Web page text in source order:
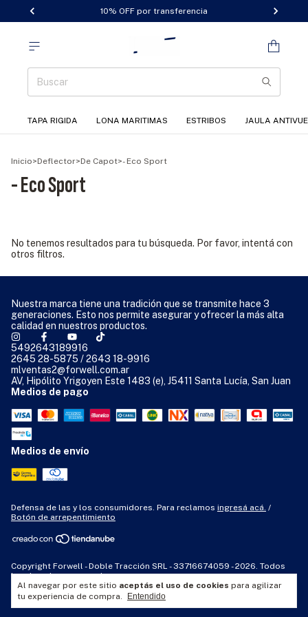
10% OFF por transferencia
TAPA RIGIDA LONA MARITIMAS ESTRIBOS JAULA
Al navegar por este sitio aceptás el uso de cookies para agilizar
tu experiencia de compra.
Entendido
Inicio>Deflector>De Capot>- Eco Sport
- Eco Sport
No tenemos resultados para tu búsqueda. Por favor, intentá con
otros filtros.
Nuestra marca tiene una tradición que se transmite hace 3
generaciones. Esto nos permite asegurar y ofrecer la más alta
calidad en nuestros productos.
5492643189916
2645 28-5875 / 2643 18-9916
mlventas2@forwell.com.ar
AV, Hipólito Yrigoyen Este 1483 (e), J5411 Santa Lucía, San Juan
Medios de pago
Medios de envío
Defensa de las y los consumidores. Para reclamos ingresá acá. /
Botón de arrepentimiento
Copyright Forwell - Doble Tracción SRL - 33716674059 - 2026. Todos
los derechos reservados.